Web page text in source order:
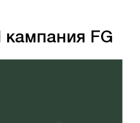
кампания FG